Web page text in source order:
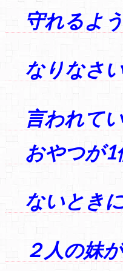
守れるよ
なりなさ
言われて
おやつが1
ないとき
２人の妹